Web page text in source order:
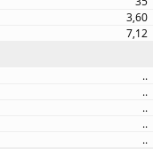
3,60
7,12
..
..
..
..
..